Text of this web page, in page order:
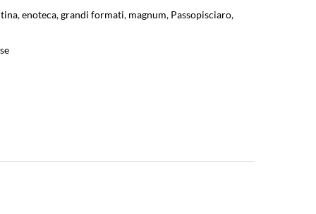
,enoteca,grandi formati, magnum, Passopisciaro,